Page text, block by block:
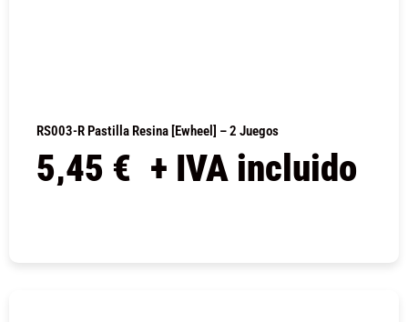
RS003-R Pastilla Resina [Ewheel] – 2 Juegos
5,45 € + IVA incluido